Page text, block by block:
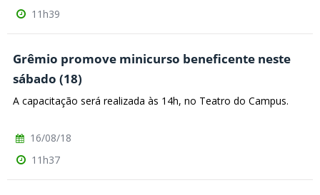
11h39
Grêmio promove minicurso beneficente neste
sábado (18)
A capacitação será realizada às 14h, no Teatro do Campus.
16/08/18
11h37